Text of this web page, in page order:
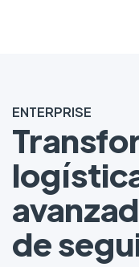
ENTERPRISE
de